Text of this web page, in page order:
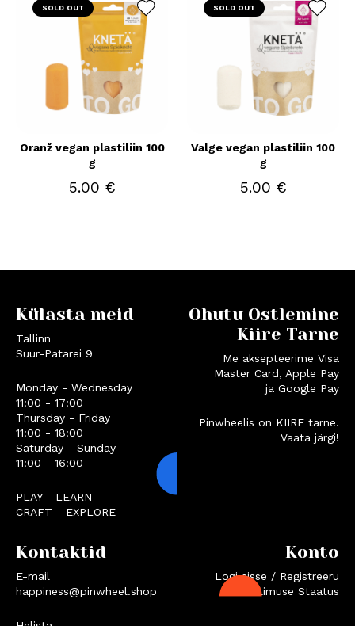
SOLD OUT
Oranž vegan plastiliin 100
g
5.00 €
SOLD OUT
Valge vegan plastiliin 100
g
5.00 €
Külasta meid
Tallinn
Suur-Patarei 9
Monday - Wednesday
11:00 - 17:00
Thursday - Friday
11:00 - 18:00
Saturday - Sunday
11:00 - 16:00
PLAY - LEARN
CRAFT - EXPLORE
Kontaktid
E-mail
happiness@pinwheel.shop
Konto
Logi sisse / Registreeru
Tellimuse Staatus
Ohutu Ostlemine
Kiire Tarne
Me aksepteerime Visa
Master Card, Apple Pay
ja Google Pay
Pinwheelis on KIIRE tarne.
Vaata järgi!